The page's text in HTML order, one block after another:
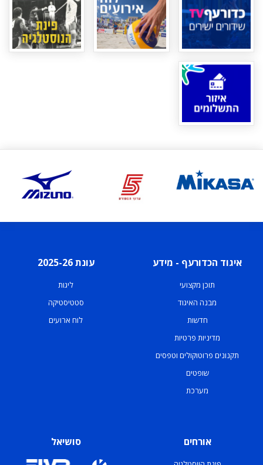
איגוד הכדורעף - מידע
תוכן מקצועי
מבנה האיגוד
חדשות
מדיניות פרטיות
תקנונים פרוטוקולים וטפסים
שופטים
מערכת
עונת 2025-26
ליגות
סטטיסטיקה
לוח ארועים
אורחים סושיאל